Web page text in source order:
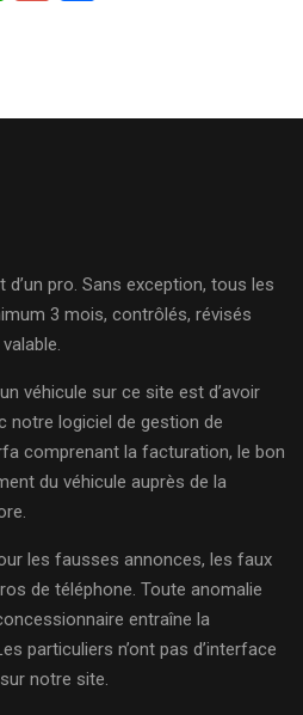
d’un pro. Sans exception, tous les
3 mois, contrôlés, révisés
véhicule sur ce site est d’avoir
notre logiciel de gestion de
comprenant la facturation, le bon
du véhicule auprès de la
les fausses annonces, les faux
de téléphone. Toute anomalie
entraîne la
particuliers n’ont pas d’interface
notre site.